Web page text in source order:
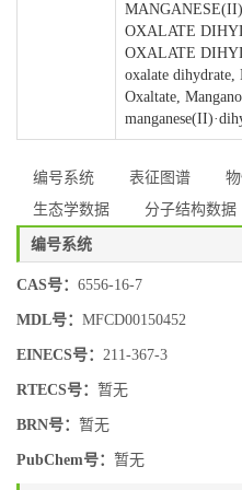
OXALATE
OXALATE
oxalate
Oxaltate,
编号系统 表征图谱
生态学数据
分子结构数据
编号系统
CAS号： 6556-16-7
MDL号： MFCD00150452
EINECS号： 211-367-3
RTECS号： 暂无
BRN号： 暂无
PubChem号： 暂无